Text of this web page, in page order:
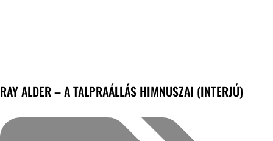
RAY ALDER – A TALPRAÁLLÁS HIMNUSZAI (INTERJÚ)